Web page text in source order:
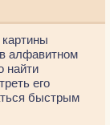
алфавитном
найти
его
быстрым